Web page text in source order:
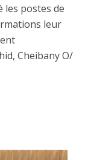
les postes de
leur
Cheibany O/